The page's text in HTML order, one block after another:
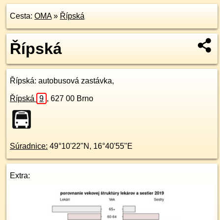
Cesta: OMA» Řípská
Řípská
Řípská: autobusová zastávka,
Řípská 9 , 627 00 Brno
Súradnice: 49°10'22"N , 16°40'55"E
Extra: